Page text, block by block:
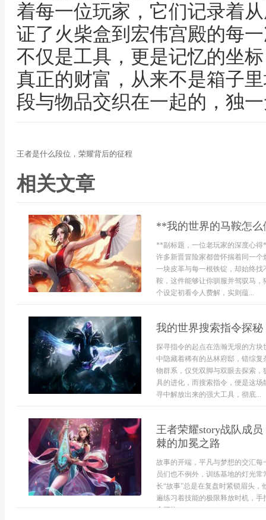
着每一位玩家，它们记录着
证了火柴盒到宏伟宫殿的每
不仅是工具，更是记忆的坐
真正的财富，从来不是箱子
段与物品交织在一起的，独
王者是什么段位，荣耀背后的征程
相关文章
**我的世界的马鞍怎
**副标题，一位老玩家的深度心
许多新晋冒险家都曾怀揣着同一
一块皮革与每一根铁锭，却始终
鞍，这件能够让你驯服并驾驭马
个设定初看令人费解，实则蕴...
我的世界搜索指令探
探寻指令的起点在浩瀚无垠的方
中隐藏着稀有的丛林府邸，错综
物群系，仅凭双脚与双眼去探索
具的进化，而搜索指令，便是这
寻中解放出来的强大工具，彻底...
王者荣耀story战队成
棘的加冕之路
故事的开端，平凡与梦想的交汇
员们也不例外，训练基地的灯光
长“故事”总是在复盘时紧锁眉头
遍练习着技能的极限释放时机，
个怀抱...